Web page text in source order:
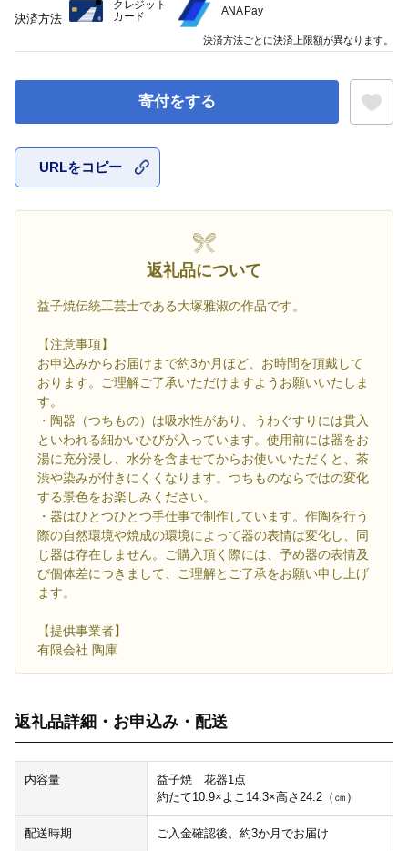
寄付をする
URLをコピー
返礼品について
益子焼伝統工芸士である大塚雅淑の作品です。
【注意事項】
お申込みからお届けまで約3か月ほど、お時間を頂戴して
おります。ご理解ご了承いただけますようお願いいたしま
す。
・陶器（つちもの）は吸水性があり、うわぐすりには貫入
といわれる細かいひびが入っています。使用前には器をお
湯に充分浸し、水分を含ませてからお使いいただくと、茶
渋や染みが付きにくくなります。つちものならではの変化
する景色をお楽しみください。
・器はひとつひとつ手仕事で制作しています。作陶を行う
際の自然環境や焼成の環境によって器の表情は変化し、同
じ器は存在しません。ご購入頂く際には、予め器の表情及
び個体差につきまして、ご理解とご了承をお願い申し上げ
ます。
【提供事業者】
有限会社 陶庫
返礼品詳細・お申込み・配送
内容量
益子焼 花器1点
約たて10.9×よこ14.3×高さ24.2（㎝）
配送時期 ご入金確認後、約3か月でお届け
決済方法
クレジット
カード
ANA Pay
決済方法ごとに決済上限額が異なります。